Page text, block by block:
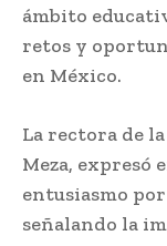
ámbito
retos y
en México.
La rectora de
Meza, expresó
entusiasmo
señalando la